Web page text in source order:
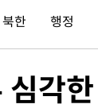
언
북한 행정
각